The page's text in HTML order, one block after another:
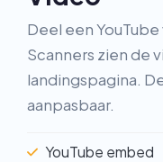
Deel een
Scanners zien de
landingspagina.
aanpasbaar.
YouTube embed